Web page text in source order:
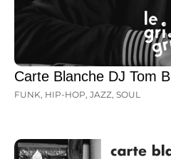
Carte Blanche DJ Tom B
FUNK, HIP-HOP, JAZZ, SOUL